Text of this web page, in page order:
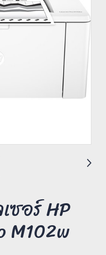
ซอร์ HP
M102w